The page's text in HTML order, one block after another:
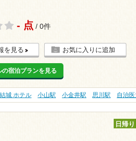
- 点 / 0件
を見る お気に入りに追加
の宿泊プランを見る
結城 ホテル 小山駅 小金井駅 思川駅 自治
日帰り